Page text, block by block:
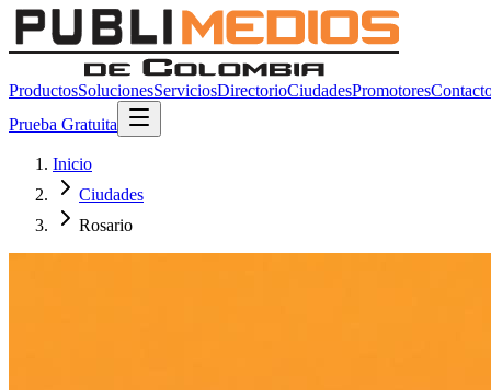
ProductosSolucionesServiciosDirectorioCiudadesPromotores
Prueba Gratuita
Inicio
Ciudades
Rosario